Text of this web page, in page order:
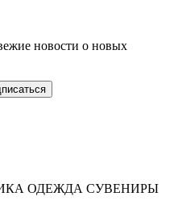
новости о новых
ОДЕЖДА СУВЕНИРЫ